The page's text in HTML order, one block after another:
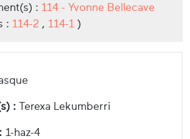
: 114 - Yvonne Bellecave
: 114-2 , 114-1 )
: Terexa Lekumberri
1-haz-4